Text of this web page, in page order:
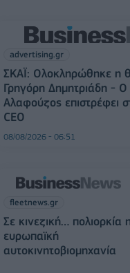
advertising.gr
ΣΚΑΪ: Ολοκληρώθηκε η
Γρηγόρη Δημητριάδη - Ο
Αλαφούζος επιστρέφει
CEO
08/08/2026 - 06:51
fleetnews.gr
Σε κινεζική… πολιορκία
ευρωπαϊκή
αυτοκινητοβιομηχανία